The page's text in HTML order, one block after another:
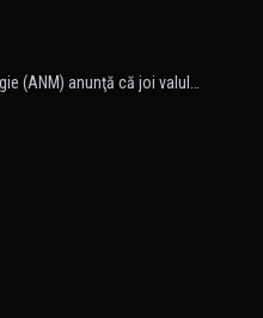
(ANM) anunţă că joi valul…